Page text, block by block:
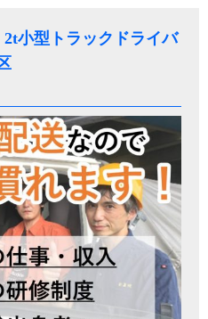
小型トラックドライバ